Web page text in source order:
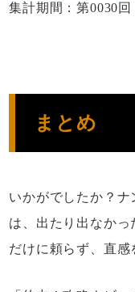
集計期間：第0030
まとめ
いかがでしたか？ナ
は、出たり出なかっ
だけに頼らず、直感